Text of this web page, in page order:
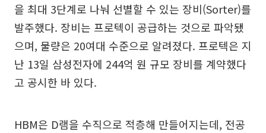
을 최대 3단계로 나눠 선별할 수 있는 장비(Sorter)를
발주했다. 장비는 프로텍이 공급하는 것으로 파악됐
으며, 물량은 20여대 수준으로 알려졌다. 프로텍은 지
난 13일 삼성전자에 244억 원 규모 장비를 계약했다
고 공시한 바 있다.
HBM은 D램을 수직으로 적층해 만들어지는데, 전공